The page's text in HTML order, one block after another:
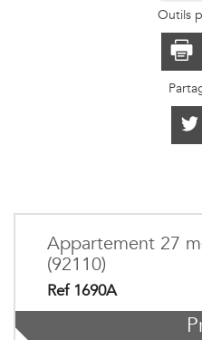
Outils
Appartement 27
(92110)
Ref 1690A